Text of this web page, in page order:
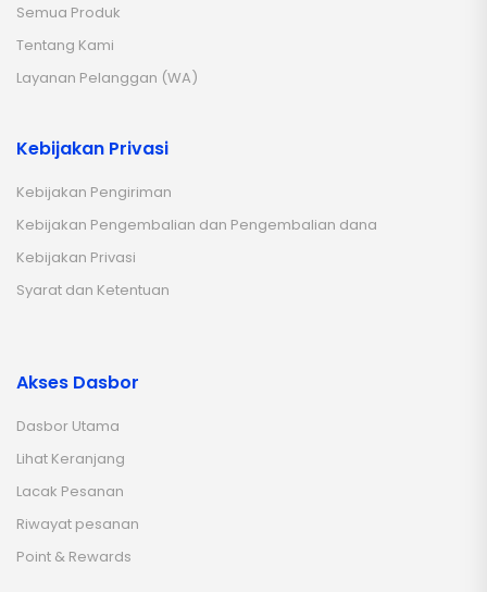
Semua Produk
Tentang Kami
Layanan Pelanggan (WA)
Kebijakan Privasi
Kebijakan Pengiriman
Kebijakan Pengembalian dan Pengembalian dana
Kebijakan Privasi
Syarat dan Ketentuan
Akses Dasbor
Dasbor Utama
Lihat Keranjang
Lacak Pesanan
Riwayat pesanan
Point & Rewards